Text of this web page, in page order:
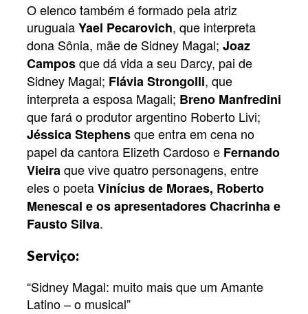
O elenco também é formado pela atriz
uruguaiaYael Pecarovich, que interpreta
dona Sônia, mãe de Sidney Magal; Joaz
Camposque dá vida a seu Darcy, pai de
Sidney Magal; Flávia Strongolli, que
interpreta a esposa Magali; Breno Manfredini
que fará o produtor argentino Roberto Livi;
Jéssica Stephensque entra em cena no
papel da cantora Elizeth Cardoso e Fernando
Vieiraque vive quatro personagens, entre
eles o poetaVinícius de Moraes, Roberto
Menescal e os apresentadores Chacrinha e
Fausto Silva.
Serviço:
“Sidney Magal: muito mais que um Amante
Latino – o musical”